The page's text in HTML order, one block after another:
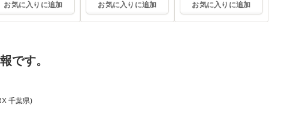
お気に入りに追加 お気に入りに追加 お気に入りに追加
です。
千葉県)